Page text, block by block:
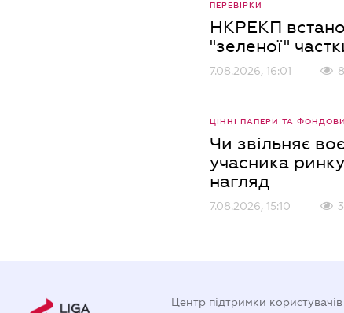
ПЕРЕВІРКИ
НКРЕКП
"зеленої"
7.08.2026, 16:01
ЦІННІ ПАПЕРИ ТА
Чи звільняє
учасника
нагляд
7.08.2026, 15:10
Центр підтримки користувачів